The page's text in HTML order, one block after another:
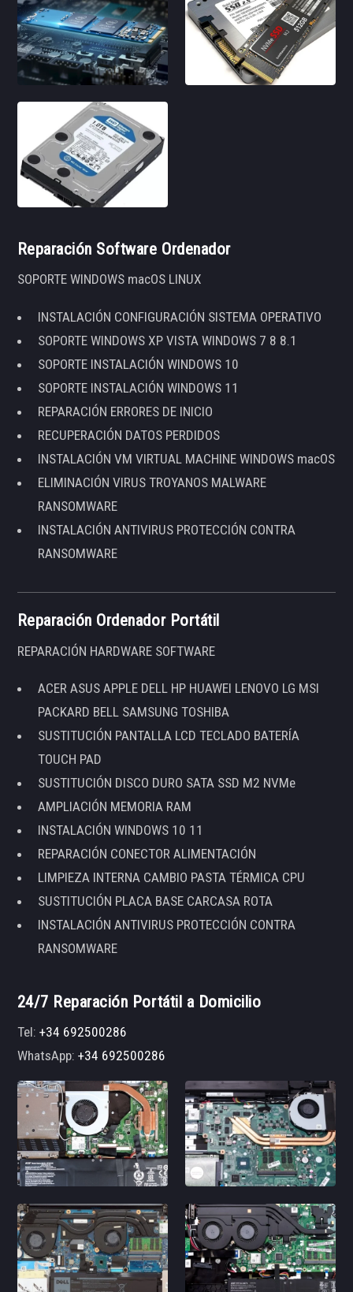
Reparación Software Ordenador
SOPORTE WINDOWS macOS LINUX
INSTALACIÓN CONFIGURACIÓN SISTEMA OPERATIVO
SOPORTE WINDOWS XP VISTA WINDOWS 7 8 8.1
SOPORTE INSTALACIÓN WINDOWS 10
SOPORTE INSTALACIÓN WINDOWS 11
REPARACIÓN ERRORES DE INICIO
RECUPERACIÓN DATOS PERDIDOS
INSTALACIÓN VM VIRTUAL MACHINE WINDOWS macOS
ELIMINACIÓN VIRUS TROYANOS MALWARE
RANSOMWARE
INSTALACIÓN ANTIVIRUS PROTECCIÓN CONTRA
RANSOMWARE
Reparación Ordenador Portátil
REPARACIÓN HARDWARE SOFTWARE
ACER ASUS APPLE DELL HP HUAWEI LENOVO LG MSI
PACKARD BELL SAMSUNG TOSHIBA
SUSTITUCIÓN PANTALLA LCD TECLADO BATERÍA
TOUCH PAD
SUSTITUCIÓN DISCO DURO SATA SSD M2 NVMe
AMPLIACIÓN MEMORIA RAM
INSTALACIÓN WINDOWS 10 11
REPARACIÓN CONECTOR ALIMENTACIÓN
LIMPIEZA INTERNA CAMBIO PASTA TÉRMICA CPU
SUSTITUCIÓN PLACA BASE CARCASA ROTA
INSTALACIÓN ANTIVIRUS PROTECCIÓN CONTRA
RANSOMWARE
24/7 Reparación Portátil a Domicilio
Tel:+34 692500286
WhatsApp:+34 692500286